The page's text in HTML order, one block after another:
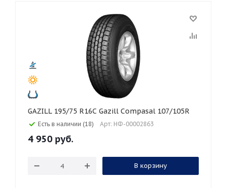
285 295
30 40 45
55 70
GAZILL 195/75 R16C Gazill Compasal 107/105R
Есть в наличии (18) Арт: НФ-00002863
4 950 руб.
В корзину